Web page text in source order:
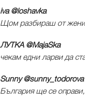
iva ‏@loshavka
Щом разбираш от жени,
ЛУТКА ‏@MajaSka
чекам едни ларви да
Sunny ‏@sunny_todorova
България ще се